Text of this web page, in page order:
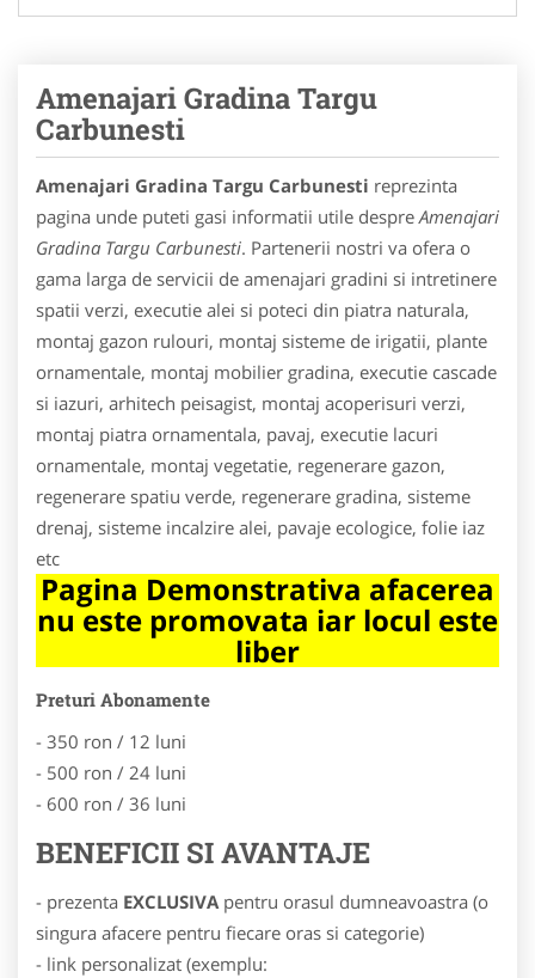
Amenajari Gradina Targu
Carbunesti
Amenajari Gradina Targu Carbunesti reprezinta
pagina unde puteti gasi informatii utile despre Amenajari
Gradina Targu Carbunesti. Partenerii nostri va ofera o
gama larga de servicii de amenajari gradini si intretinere
spatii verzi, executie alei si poteci din piatra naturala,
montaj gazon rulouri, montaj sisteme de irigatii, plante
ornamentale, montaj mobilier gradina, executie cascade
si iazuri, arhitech peisagist, montaj acoperisuri verzi,
montaj piatra ornamentala, pavaj, executie lacuri
ornamentale, montaj vegetatie, regenerare gazon,
regenerare spatiu verde, regenerare gradina, sisteme
drenaj, sisteme incalzire alei, pavaje ecologice, folie iaz
etc
Pagina Demonstrativa afacerea
nu este promovata iar locul este
liber
Preturi Abonamente
- 350 ron / 12 luni
- 500 ron / 24 luni
- 600 ron / 36 luni
BENEFICII SI AVANTAJE
- prezenta EXCLUSIVA pentru orasul dumneavoastra (o
singura afacere pentru fiecare oras si categorie)
- link personalizat (exemplu: